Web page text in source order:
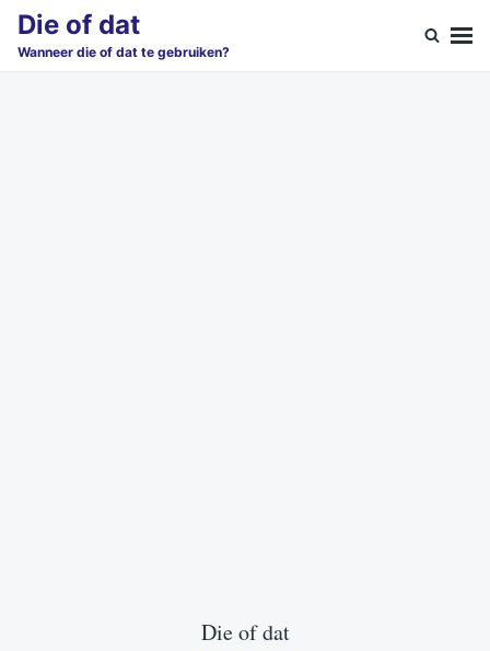
SkipSearch
for:
Die of dat
Wanneer die of dat te gebruiken?
Die of dat